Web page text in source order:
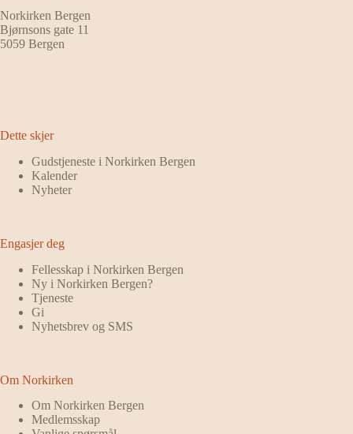
Norkirken Bergen
Bjørnsons gate 11
5059 Bergen
Dette skjer
Gudstjeneste i Norkirken Bergen
Kalender
Nyheter
Engasjer deg
Fellesskap i Norkirken Bergen
Ny i Norkirken Bergen?
Tjeneste
Gi
Nyhetsbrev og SMS
Om Norkirken
Om Norkirken Bergen
Medlemsskap